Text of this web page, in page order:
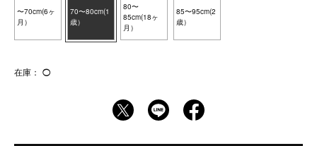
〜70cm(6ヶ
月）
70〜80cm(1
歳）
80〜
85cm(18ヶ
月）
85〜95cm(2
歳）
在庫： ◯